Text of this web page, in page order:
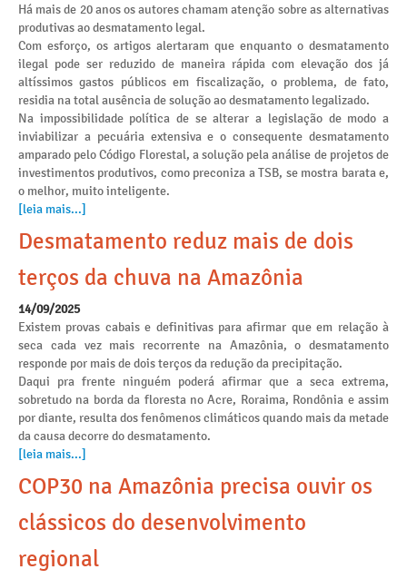
Há mais de 20 anos os autores chamam atenção sobre as alternativas
produtivas ao desmatamento legal.
Com esforço, os artigos alertaram que enquanto o desmatamento
ilegal pode ser reduzido de maneira rápida com elevação dos já
altíssimos gastos públicos em fiscalização, o problema, de fato,
residia na total ausência de solução ao desmatamento legalizado.
Na impossibilidade política de se alterar a legislação de modo a
inviabilizar a pecuária extensiva e o consequente desmatamento
amparado pelo Código Florestal, a solução pela análise de projetos de
investimentos produtivos, como preconiza a TSB, se mostra barata e,
o melhor, muito inteligente.
[leia mais...]
Desmatamento reduz mais de dois
terços da chuva na Amazônia
14/09/2025
Existem provas cabais e definitivas para afirmar que em relação à
seca cada vez mais recorrente na Amazônia, o desmatamento
responde por mais de dois terços da redução da precipitação.
Daqui pra frente ninguém poderá afirmar que a seca extrema,
sobretudo na borda da floresta no Acre, Roraima, Rondônia e assim
por diante, resulta dos fenômenos climáticos quando mais da metade
da causa decorre do desmatamento.
[leia mais...]
COP30 na Amazônia precisa ouvir os
clássicos do desenvolvimento
regional